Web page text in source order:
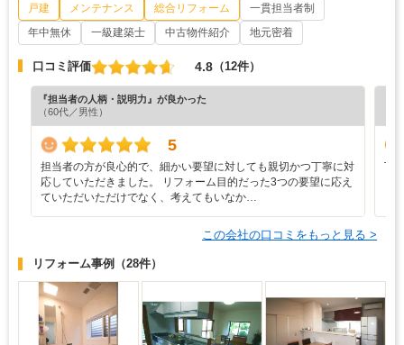
戸建 メンテナンス 総合リフォーム
一貫担当者制
年中無休
一級建築士 中古物件紹介 地元密着
口コミ評価 4.8 （12件）
『担当者の人柄・説明力』が良かった
（60代／男性）
5
担当者の方が良心的で、細かい要望に対しても親切かつ丁寧に対
応していただきました。 リフォーム目的だった3つの要望に応え
ていただいただけでなく、考えてもいなか…
丁
この会社の口コミをもっと見る >
リフォーム事例 （28件）